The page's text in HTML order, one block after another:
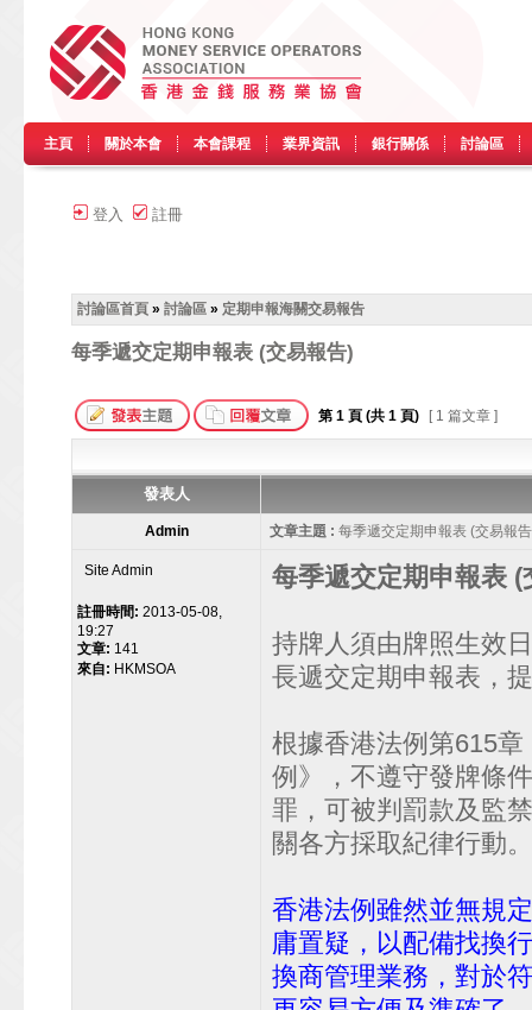
主頁 關於本會 本會課程 業界資訊 銀行關係 討論區
登入 註冊
討論區首頁 » 討論區 » 定期申報海關交易報告
每季遞交定期申報表 (交易報告)
第 1 頁 (共 1 頁) [ 1 篇文章 ]
發表人
Admin 文章主題 : 每季遞交定期申報表 (交易報
Site Admin
註冊時間: 2013-05-08,
19:27
文章: 141
來自: HKMSOA
每季遞交定期申報表 (
持牌人須由牌照生效
長遞交定期申報表，
根據香港法例第615
例》，不遵守發牌條
罪，可被判罰款及監
關各方採取紀律行動。
香港法例雖然並無規
庸置疑，以配備找換
換商管理業務，對於